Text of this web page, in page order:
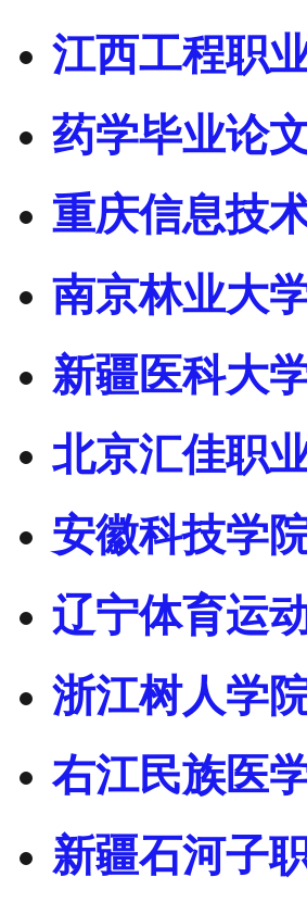
江西工程职
药学毕业论
重庆信息技
南京林业大
新疆医科大
北京汇佳职
安徽科技学
辽宁体育运
浙江树人学
右江民族医
新疆石河子